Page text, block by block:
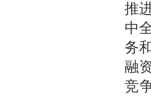
推
中
务
融
竞